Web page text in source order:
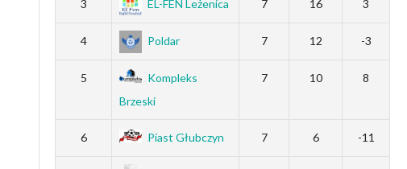
3 EL-FEN Leżenica 7 16 3
4 Poldar 7 12 -3
5
Kompleks
Brzeski
7 10 8
6 Piast Głubczyn 7 6 -11